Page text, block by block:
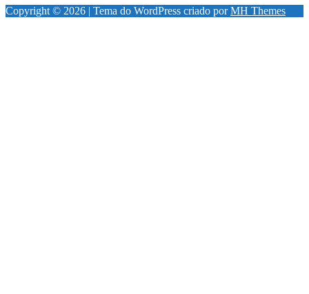
Copyright © 2026 | Tema do WordPress criado porMH Themes